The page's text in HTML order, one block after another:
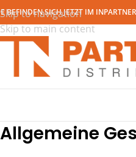
Skip to navigation
Skip to main content
BEFINDEN SICH JETZT IM
Allgemeine